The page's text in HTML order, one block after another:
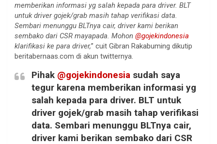
memberikan informasi yg salah kepada para driver. BLT
untuk driver gojek/grab masih tahap verifikasi data.
Sembari menunggu BLTnya cair, driver kami berikan
sembako dari CSR mayapada. Mohon @gojekindonesia
klarifikasi ke para driver,” cuit Gibran Rakabuming dikutip
beritabernaas.com di akun twitternya.
Pihak @gojekindonesia sudah saya
tegur karena memberikan informasi yg
salah kepada para driver. BLT untuk
driver gojek/grab masih tahap verifikasi
data. Sembari menunggu BLTnya cair,
driver kami berikan sembako dari CSR